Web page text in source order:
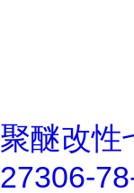
聚醚改性
27306-